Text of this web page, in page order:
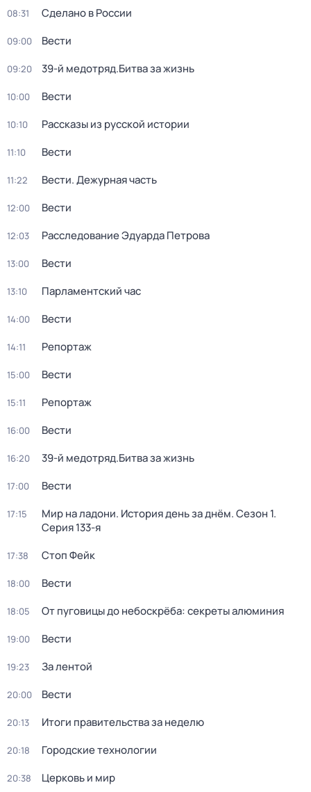
08:31 Сделано в России
09:00 Вести
09:20 39-й медотряд.Битва за жизнь
10:00 Вести
10:10 Рассказы из русской истории
11:10 Вести
11:22 Вести. Дежурная часть
12:00 Вести
12:03 Расследование Эдуарда Петрова
13:00 Вести
13:10 Парламентский час
14:00 Вести
14:11 Репортаж
15:00 Вести
15:11 Репортаж
16:00 Вести
16:20 39-й медотряд.Битва за жизнь
17:00 Вести
17:15 Мир на ладони. История день за днём. Сезон 1.
Серия 133-я
17:38 Стоп Фейк
18:00 Вести
18:05 От пуговицы до небоскрёба: секреты алюминия
19:00 Вести
19:23 За лентой
20:00 Вести
20:13 Итоги правительства за неделю
20:18 Городские технологии
20:38 Церковь и мир